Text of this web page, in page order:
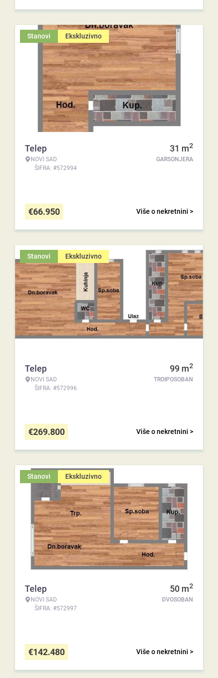
Stanovi Ekskluzivno
Telep
NOVI SAD
ŠIFRA: #572994
31 m2
GARSONJERA
Više o nekretnini >
€66.950
Stanovi Ekskluzivno
Telep
NOVI SAD
ŠIFRA: #572996
99 m2
TROIPOSOBAN
Više o nekretnini >
€269.800
Stanovi Ekskluzivno
Telep
NOVI SAD
ŠIFRA: #572997
50 m2
DVOSOBAN
Više o nekretnini >
€142.480